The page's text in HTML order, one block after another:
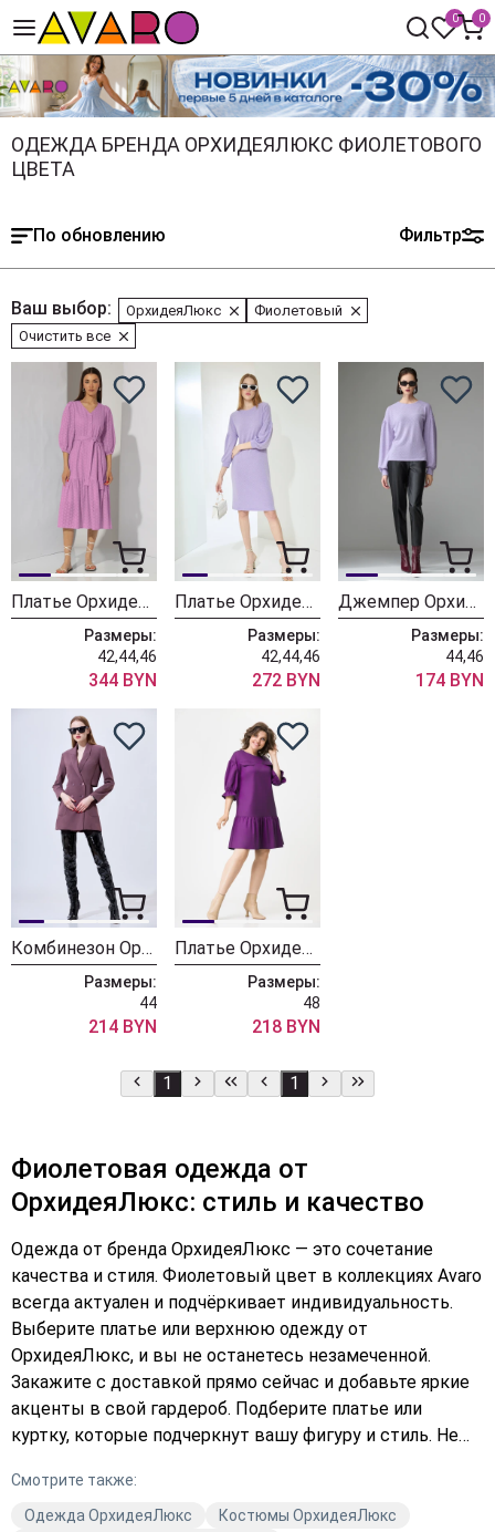
0 0
ОДЕЖДА БРЕНДА ОРХИДЕЯЛЮКС ФИОЛЕТОВОГО
ЦВЕТА
По обновлению Фильтр
Ваш выбор: ОрхидеяЛюкс
Фиолетовый
Очистить все
Платье ОрхидеяЛюкс 1287-2
Размеры:
42,44,46
344 BYN
Платье ОрхидеяЛюкс 1255
Размеры:
42,44,46
272 BYN
Джемпер ОрхидеяЛюкс 1229
Размеры:
44,46
174 BYN
Комбинезон ОрхидеяЛюкс 1115s
Размеры:
44
214 BYN
Платье ОрхидеяЛюкс 1193е
Размеры:
48
218 BYN
1 1
Фиолетовая одежда от
ОрхидеяЛюкс: стиль и качество
Одежда от бренда ОрхидеяЛюкс — это сочетание
качества и стиля. Фиолетовый цвет в коллекциях Avaro
всегда актуален и подчёркивает индивидуальность.
Выберите платье или верхнюю одежду от
ОрхидеяЛюкс, и вы не останетесь незамеченной.
Закажите с доставкой прямо сейчас и добавьте яркие
акценты в свой гардероб. Подберите платье или
куртку, которые подчеркнут вашу фигуру и стиль. Не
выгодной цене!
Смотрите также:
Одежда ОрхидеяЛюкс
Костюмы ОрхидеяЛюкс